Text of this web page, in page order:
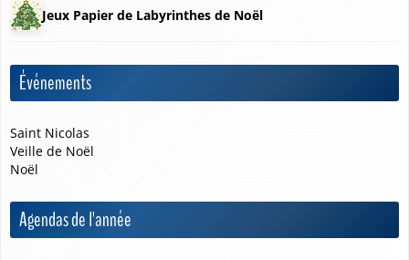
Jeux Papier de Labyrinthes de Noël
Événements
Saint Nicolas
Veille de Noël
Noël
Agendas de l'année